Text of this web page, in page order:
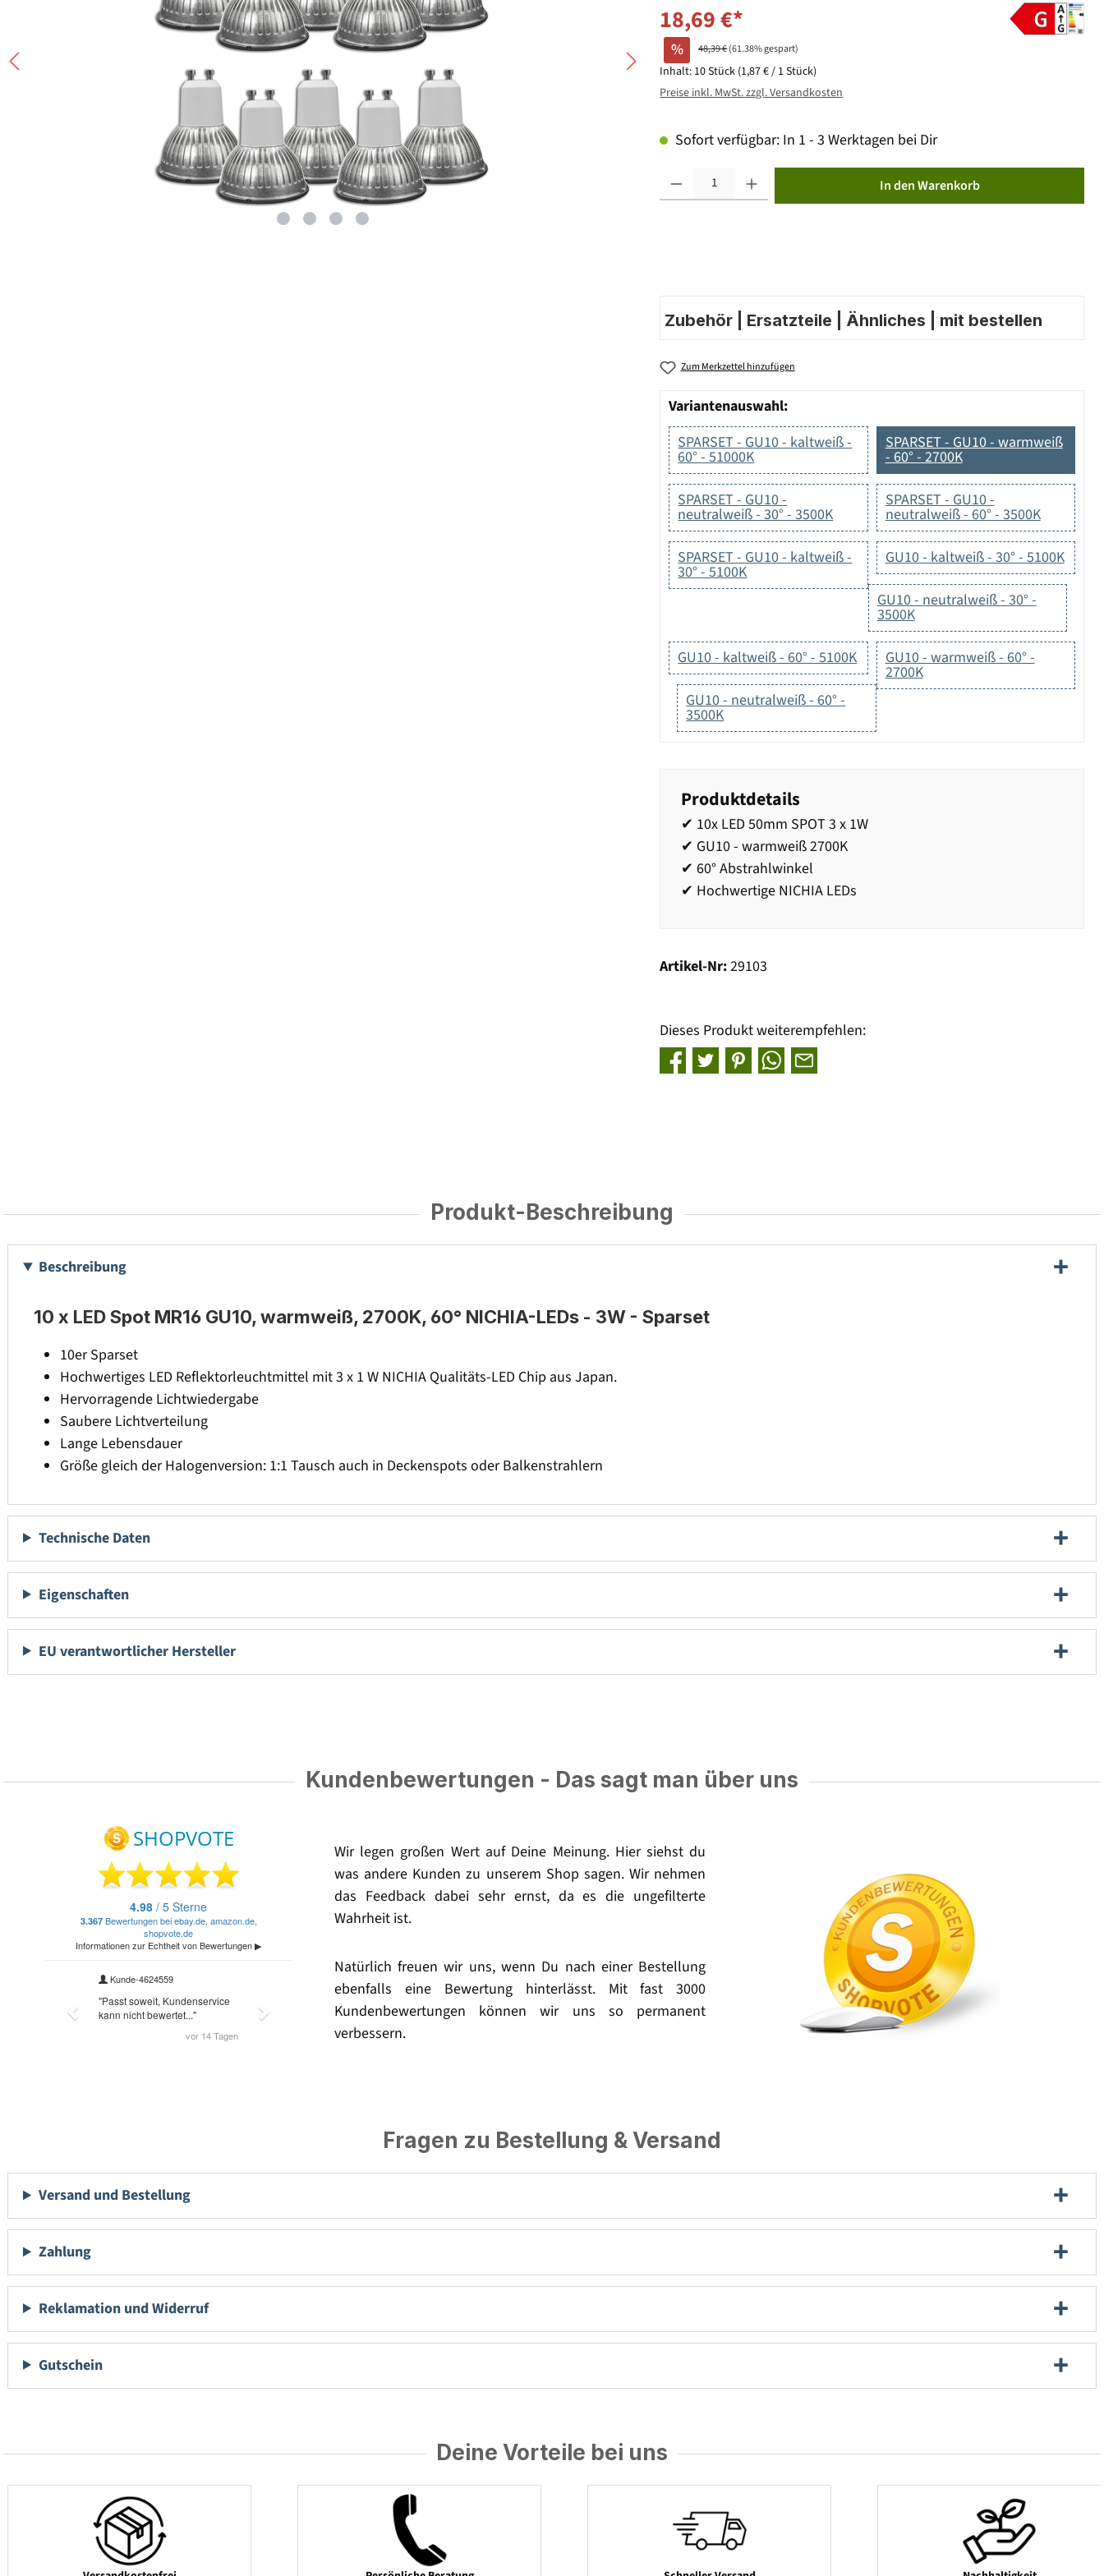
18,69 €*
% 48,39 €(61.38% gespart)
Inhalt: 10 Stück (1,87 € / 1 Stück)
Preise inkl. MwSt. zzgl. Versandkosten
Sofort verfügbar: In 1 - 3 Werktagen bei Dir
In den Warenkorb
Zubehör | Ersatzteile | Ähnliches | mit bestellen
Zum Merkzettel hinzufügen
Variantenauswahl:
SPARSET - GU10 - kaltweiß -
60° - 51000K
SPARSET - GU10 - warmweiß
- 60° - 2700K
SPARSET - GU10 -
neutralweiß - 30° - 3500K
SPARSET - GU10 -
neutralweiß - 60° - 3500K
SPARSET - GU10 - kaltweiß -
30° - 5100K
GU10 - kaltweiß - 30° - 5100K
GU10 - neutralweiß - 30° -
3500K
GU10 - warmweiß - 60° -
2700K
GU10 - kaltweiß - 60° - 5100K
GU10 - neutralweiß - 60° -
3500K
Produktdetails
✔ 10x LED 50mm SPOT 3 x 1W
✔ GU10 - warmweiß 2700K
✔ 60° Abstrahlwinkel
✔ Hochwertige NICHIA LEDs
Artikel-Nr:29103
Dieses Produkt weiterempfehlen:
Produkt-Beschreibung
Beschreibung
10 x LED Spot MR16 GU10, warmweiß, 2700K, 60° NICHIA-LEDs - 3W - Sparset
10er Sparset
Hochwertiges LED Reflektorleuchtmittel mit 3 x 1 W NICHIA Qualitäts-LED Chip aus Japan.
Hervorragende Lichtwiedergabe
Saubere Lichtverteilung
Lange Lebensdauer
Größe gleich der Halogenversion: 1:1 Tausch auch in Deckenspots oder Balkenstrahlern
Technische Daten
Eigenschaften
EU verantwortlicher Hersteller
Kundenbewertungen - Das sagt man über uns
Wir legen großen Wert auf Deine Meinung. Hier siehst du
was andere Kunden zu unserem Shop sagen. Wir nehmen
das Feedback dabei sehr ernst, da es die ungefilterte
Wahrheit ist.
Natürlich freuen wir uns, wenn Du nach einer Bestellung
ebenfalls eine Bewertung hinterlässt. Mit fast 3000
Kundenbewertungen können wir uns so permanent
verbessern.
Fragen zu Bestellung & Versand
Versand und Bestellung
Zahlung
Reklamation und Widerruf
Gutschein
Deine Vorteile bei uns